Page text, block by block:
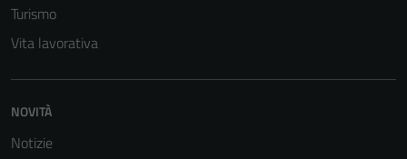
Turismo
Vita lavorativa
NOVITÀ
Notizie